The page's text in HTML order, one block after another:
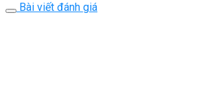
Bài viết đánh giá